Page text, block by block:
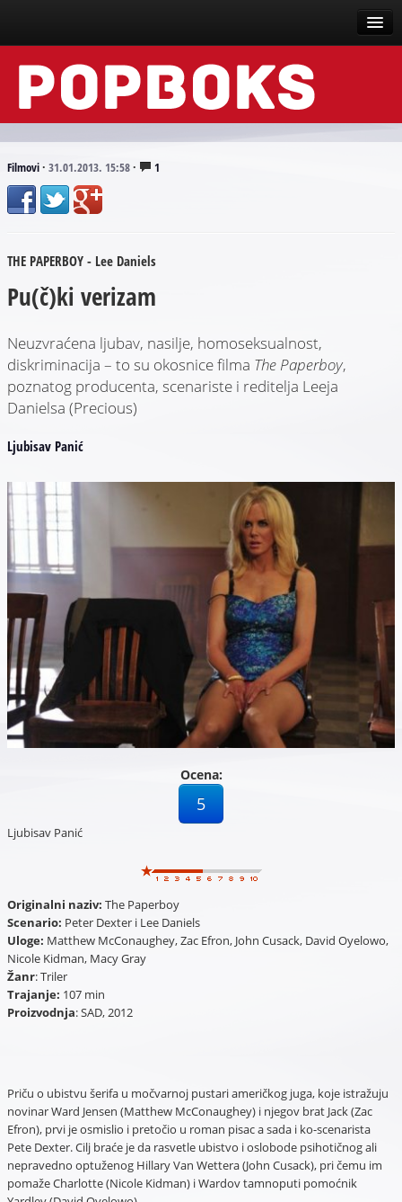
Vesti
Događaji
Tekstovi
Scena
Arhive
Filmovi· 31.01.2013. 15:58· 1
THE PAPERBOY - Lee Daniels
Pu(č)ki verizam
Neuzvraćena ljubav, nasilje, homoseksualnost,
diskriminacija – to su okosnice filma The Paperboy,
poznatog producenta, scenariste i reditelja Leeja
Danielsa (Precious)
Ljubisav Panić
Ocena:
5
Ljubisav Panić
Originalni naziv: The Paperboy
Scenario: Peter Dexter i Lee Daniels
Uloge: Matthew McConaughey, Zac Efron, John Cusack, David Oyelowo,
Nicole Kidman, Macy Gray
Žanr: Triler
Trajanje: 107 min
Proizvodnja: SAD, 2012
Priču o ubistvu šerifa u močvarnoj pustari američkog juga, koje istražuju
novinar Ward Jensen (Matthew McConaughey) i njegov brat Jack (Zac
Efron), prvi je osmislio i pretočio u roman pisac a sada i ko-scenarista
Pete Dexter. Cilj braće je da rasvetle ubistvo i oslobode psihotičnog ali
nepravedno optuženog Hillary Van Wettera (John Cusack), pri čemu im
pomaže Charlotte (Nicole Kidman) i Wardov tamnoputi pomoćnik